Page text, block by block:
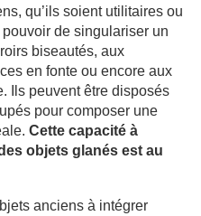
qu’ils soient utilitaires ou
de singulariser un
biseautés, aux
en fonte ou encore aux
Ils peuvent être disposés
pour composer une
Cette capacité à
objets glanés est au
anciens à intégrer